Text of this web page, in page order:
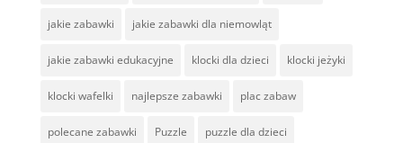
jakie zabawki jakie zabawki dla niemowląt
jakie zabawki edukacyjne klocki dla dzieci klocki jeżyki
klocki wafelki najlepsze zabawki plac zabaw
polecane zabawki Puzzle puzzle dla dzieci